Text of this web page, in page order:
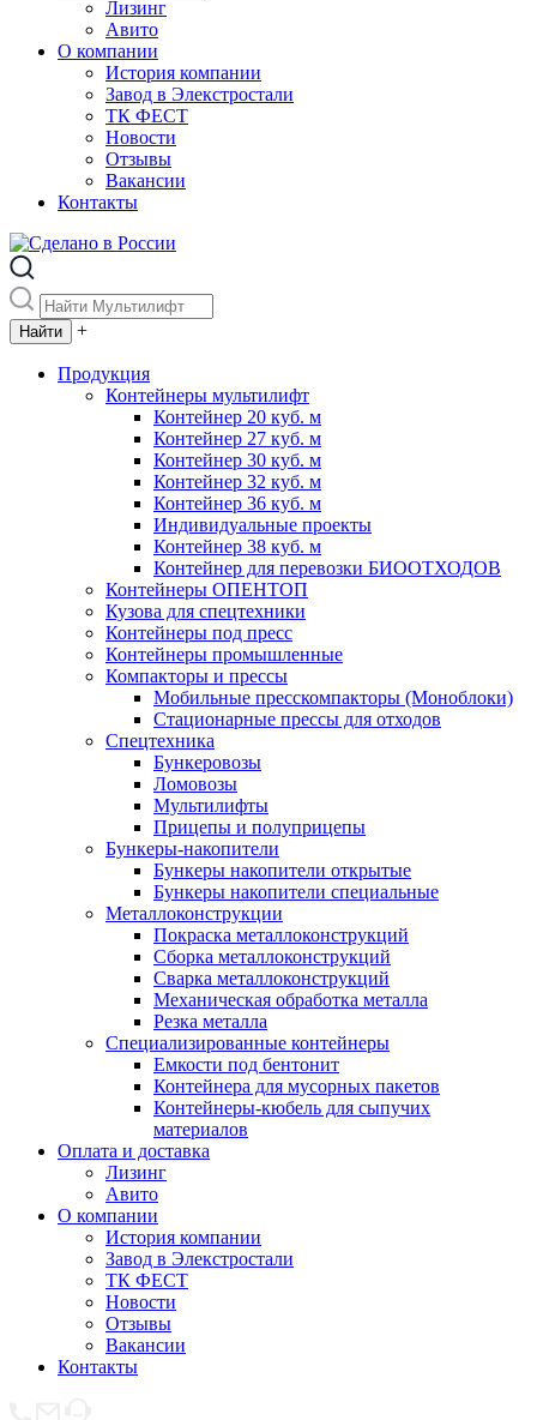
Лизинг
Авито
О компании
История компании
Завод в Элекстростали
ТК ФЕСТ
Новости
Отзывы
Вакансии
Контакты
+
Продукция
Контейнеры мультилифт
Контейнер 20 куб. м
Контейнер 27 куб. м
Контейнер 30 куб. м
Контейнер 32 куб. м
Контейнер 36 куб. м
Индивидуальные проекты
Контейнер 38 куб. м
Контейнер для перевозки БИООТХОДОВ
Контейнеры ОПЕНТОП
Кузова для спецтехники
Контейнеры под пресс
Контейнеры промышленные
Компакторы и прессы
Мобильные пресскомпакторы (Моноблоки)
Стационарные прессы для отходов
Спецтехника
Бункеровозы
Ломовозы
Мультилифты
Прицепы и полуприцепы
Бункеры-накопители
Бункеры накопители открытые
Бункеры накопители специальные
Металлоконструкции
Покраска металлоконструкций
Сборка металлоконструкций
Сварка металлоконструкций
Механическая обработка металла
Резка металла
Специализированные контейнеры
Емкости под бентонит
Контейнера для мусорных пакетов
Контейнеры-кюбель для сыпучих
материалов
Оплата и доставка
Лизинг
Авито
О компании
История компании
Завод в Элекстростали
ТК ФЕСТ
Новости
Отзывы
Вакансии
Контакты